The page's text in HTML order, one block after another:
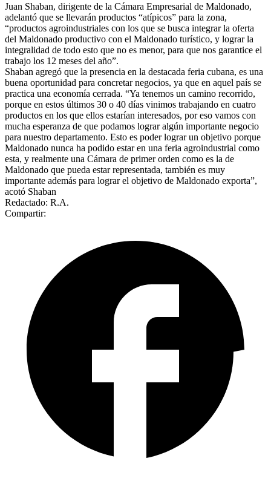
Juan Shaban, dirigente de la Cámara Empresarial de Maldonado,
adelantó que se llevarán productos “atípicos” para la zona,
“productos agroindustriales con los que se busca integrar la oferta
del Maldonado productivo con el Maldonado turístico, y lograr la
integralidad de todo esto que no es menor, para que nos garantice el
trabajo los 12 meses del año”.
Shaban agregó que la presencia en la destacada feria cubana, es una
buena oportunidad para concretar negocios, ya que en aquel país se
practica una economía cerrada. “Ya tenemos un camino recorrido,
porque en estos últimos 30 o 40 días vinimos trabajando en cuatro
productos en los que ellos estarían interesados, por eso vamos con
mucha esperanza de que podamos lograr algún importante negocio
para nuestro departamento. Esto es poder lograr un objetivo porque
Maldonado nunca ha podido estar en una feria agroindustrial como
esta, y realmente una Cámara de primer orden como es la de
Maldonado que pueda estar representada, también es muy
importante además para lograr el objetivo de Maldonado exporta”,
acotó Shaban
Redactado: R.A.
Compartir: